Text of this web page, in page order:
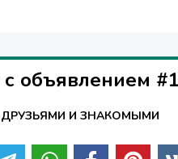
объявлением
И ЗНАКОМЫМИ